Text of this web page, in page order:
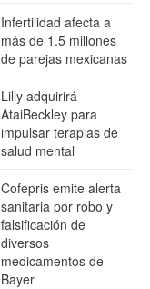
Infertilidad afecta a
más de 1.5 millones
de parejas mexicanas
Lilly adquirirá
AtaiBeckley para
impulsar terapias de
salud mental
Cofepris emite alerta
sanitaria por robo y
falsificación de
diversos
medicamentos de
Bayer